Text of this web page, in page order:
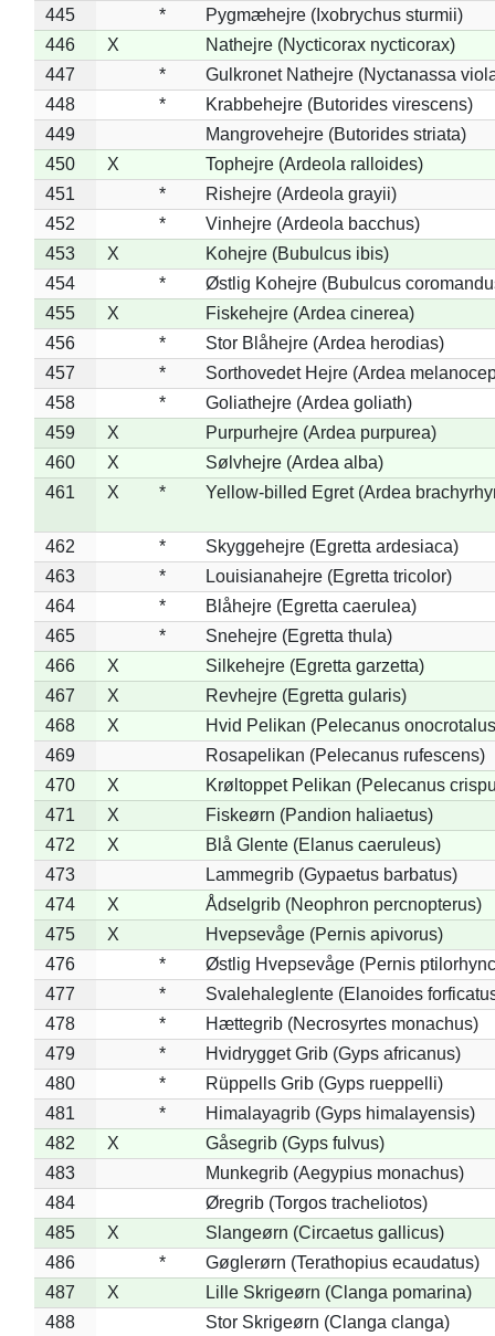
445
*
Pygmæhejre (Ixobrychus sturmii)
446
X
Nathejre (Nycticorax nycticorax)
447
*
Gulkronet Nathejre (Nyctanassa
448
*
Krabbehejre (Butorides virescens)
449
Mangrovehejre (Butorides striata)
450
X
Tophejre (Ardeola ralloides)
451
*
Rishejre (Ardeola grayii)
452
*
Vinhejre (Ardeola bacchus)
453
X
Kohejre (Bubulcus ibis)
454
*
Østlig Kohejre (Bubulcus
455
X
Fiskehejre (Ardea cinerea)
456
*
Stor Blåhejre (Ardea herodias)
457
*
Sorthovedet Hejre (Ardea
458
*
Goliathejre (Ardea goliath)
459
X
Purpurhejre (Ardea purpurea)
460
X
Sølvhejre (Ardea alba)
461
X * Yellow-billed Egret (Ardea
462 *
Skyggehejre (Egretta ardesiaca)
463
*
Louisianahejre (Egretta tricolor)
464
*
Blåhejre (Egretta caerulea)
465
*
Snehejre (Egretta thula)
466
X
Silkehejre (Egretta garzetta)
467
X
Revhejre (Egretta gularis)
468
X
Hvid Pelikan (Pelecanus
469
Rosapelikan (Pelecanus rufescens)
470
X
Krøltoppet Pelikan (Pelecanus
471
X
Fiskeørn (Pandion haliaetus)
472
X
Blå Glente (Elanus caeruleus)
473
Lammegrib (Gypaetus barbatus)
474
X
Ådselgrib (Neophron percnopterus)
475
X
Hvepsevåge (Pernis apivorus)
476
*
Østlig Hvepsevåge (Pernis
477
*
Svalehaleglente (Elanoides
478
*
Hættegrib (Necrosyrtes monachus)
479
*
Hvidrygget Grib (Gyps africanus)
480
*
Rüppells Grib (Gyps rueppelli)
481
*
Himalayagrib (Gyps himalayensis)
482
X
Gåsegrib (Gyps fulvus)
483
Munkegrib (Aegypius monachus)
484
Øregrib (Torgos tracheliotos)
485
X
Slangeørn (Circaetus gallicus)
486
*
Gøglerørn (Terathopius ecaudatus)
487
X
Lille Skrigeørn (Clanga pomarina)
488
Stor Skrigeørn (Clanga clanga)